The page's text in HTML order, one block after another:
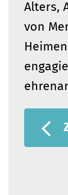
Alters,
von